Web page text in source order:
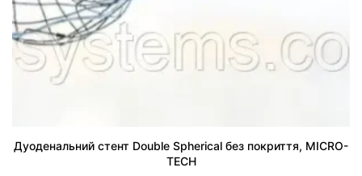
Дуоденальний стент Double Spherical без покриття, MICRO-
TECH